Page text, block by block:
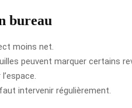
bureau
moins net.
peuvent marquer certains
intervenir régulièrement.